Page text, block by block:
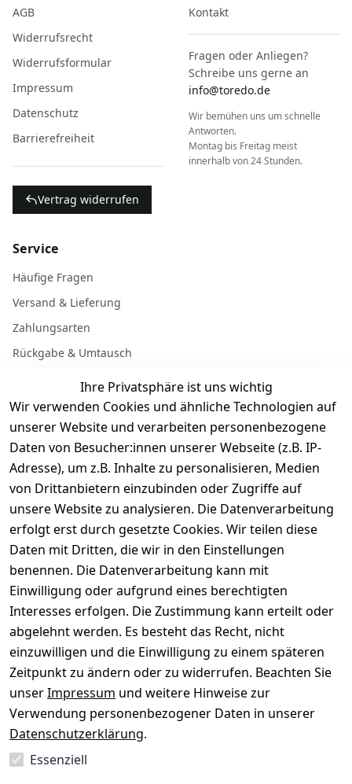
Ihre Privatsphäre ist uns wichtig
Wir verwenden Cookies und ähnliche Technologien auf
unserer Website und verarbeiten personenbezogene
Daten von Besucher:innen unserer Webseite (z.B. IP-
Adresse), um z.B. Inhalte zu personalisieren, Medien
von Drittanbietern einzubinden oder Zugriffe auf
unsere Website zu analysieren. Die Datenverarbeitung
erfolgt erst durch gesetzte Cookies. Wir teilen diese
Daten mit Dritten, die wir in den Einstellungen
benennen. Die Datenverarbeitung kann mit
Einwilligung oder aufgrund eines berechtigten
Interesses erfolgen. Die Zustimmung kann erteilt oder
abgelehnt werden. Es besteht das Recht, nicht
einzuwilligen und die Einwilligung zu einem späteren
Zeitpunkt zu ändern oder zu widerrufen. Beachten Sie
unserImpressum und weitere Hinweise zur
Verwendung personenbezogener Daten in unserer
Datenschutzerklärung.
Essenziell
AGB
Widerrufsrecht
Widerrufsformular
Impressum
Datenschutz
Barrierefreiheit
Vertrag widerrufen
Kontakt
Fragen oder Anliegen?
Schreibe uns gerne an
info@toredo.de
Wir bemühen uns um schnelle
Antworten.
Montag bis Freitag meist
innerhalb von 24 Stunden.
Service
Häufige Fragen
Versand & Lieferung
Zahlungsarten
Rückgabe & Umtausch
Batterieentsorgung
Gerät verkaufen
Dein altes Gerät ist bares Geld wert. Festpreis in
wenigen Minuten, kostenfrei einsenden, Auszahlung
aufs Konto.
Gerät verkaufen
Sichere Zahlungsarten
SEPA Bank
Sicherheit